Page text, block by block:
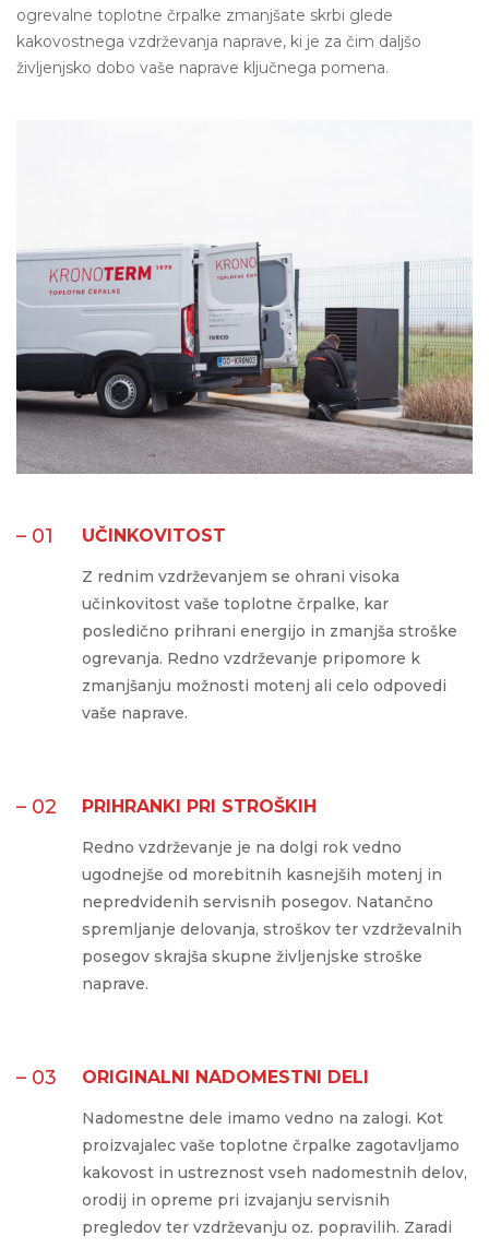
ogrevalne toplotne črpalke zmanjšate skrbi glede
kakovostnega vzdrževanja naprave, ki je za čim daljšo
življenjsko dobo vaše naprave ključnega pomena.
– 01 UČINKOVITOST
Z rednim vzdrževanjem se ohrani visoka
učinkovitost vaše toplotne črpalke, kar
posledično prihrani energijo in zmanjša stroške
ogrevanja. Redno vzdrževanje pripomore k
zmanjšanju možnosti motenj ali celo odpovedi
vaše naprave.
– 02 PRIHRANKI PRI STROŠKIH
Redno vzdrževanje je na dolgi rok vedno
ugodnejše od morebitnih kasnejših motenj in
nepredvidenih servisnih posegov. Natančno
spremljanje delovanja, stroškov ter vzdrževalnih
posegov skrajša skupne življenjske stroške
naprave.
– 03 ORIGINALNI NADOMESTNI DELI
Nadomestne dele imamo vedno na zalogi. Kot
proizvajalec vaše toplotne črpalke zagotavljamo
kakovost in ustreznost vseh nadomestnih delov,
orodij in opreme pri izvajanju servisnih
pregledov ter vzdrževanju oz. popravilih. Zaradi